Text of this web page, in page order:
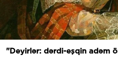
"Deyirlər: dərdi-eşqin adəm